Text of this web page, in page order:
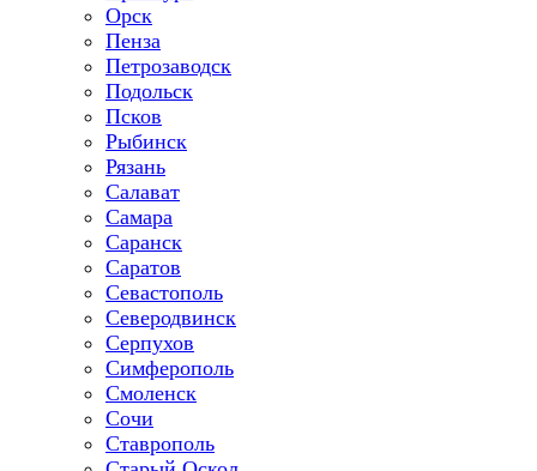
Орск
Пенза
Петрозаводск
Подольск
Псков
Рыбинск
Рязань
Салават
Самара
Саранск
Саратов
Севастополь
Северодвинск
Серпухов
Симферополь
Смоленск
Сочи
Ставрополь